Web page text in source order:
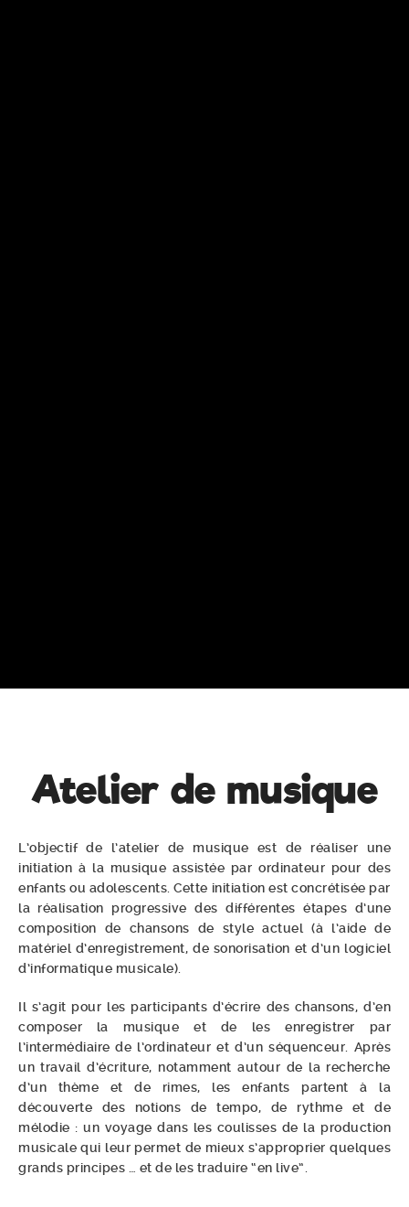
Atelier de musique
L’objectif de l’atelier de musique est de réaliser une
initiation à la musique assistée par ordinateur pour des
enfants ou adolescents. Cette initiation est concrétisée par
la réalisation progressive des différentes étapes d’une
composition de chansons de style actuel (à l’aide de
matériel d’enregistrement, de sonorisation et d’un logiciel
d’informatique musicale).
Il s’agit pour les participants d’écrire des chansons, d’en
composer la musique et de les enregistrer par
l’intermédiaire de l’ordinateur et d’un séquenceur. Après
un travail d’écriture, notamment autour de la recherche
d’un thème et de rimes, les enfants partent à la
découverte des notions de tempo, de rythme et de
mélodie : un voyage dans les coulisses de la production
musicale qui leur permet de mieux s’approprier quelques
grands principes … et de les traduire “en live”.